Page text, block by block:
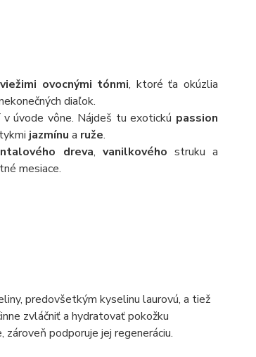
ovocnými tónmi, ktoré ťa okúzlia
diaľok.
úvode vône. Nájdeš tu exotickú passion
jazmínu a ruže.
dreva, vanilkového struku a
mesiace.
predovšetkým kyselinu laurovú, a tiež
zvláčniť a hydratovať pokožku
podporuje jej regeneráciu.